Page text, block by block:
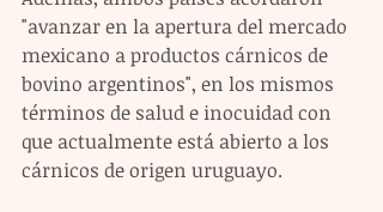
"avanzar en la apertura del mercado
mexicano a productos cárnicos de
bovino argentinos", en los mismos
términos de salud e inocuidad con
que actualmente está abierto a los
cárnicos de origen uruguayo.